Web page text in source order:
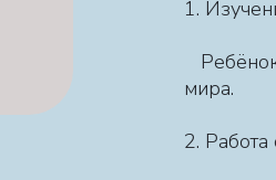
1.
мира.
2.